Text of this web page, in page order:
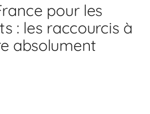
pour les
: les raccourcis à
absolument